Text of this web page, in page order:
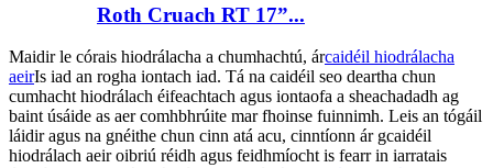
Roth Cruach RT 17”...
Maidir le córais hiodrálacha a chumhachtú, árcaidéil hiodrálacha
aeirIs iad an rogha iontach iad. Tá na caidéil seo deartha chun
cumhacht hiodrálach éifeachtach agus iontaofa a sheachadadh ag
baint úsáide as aer comhbhrúite mar fhoinse fuinnimh. Leis an tógáil
láidir agus na gnéithe chun cinn atá acu, cinntíonn ár gcaidéil
hiodrálach aeir oibriú réidh agus feidhmíocht is fearr in iarratais